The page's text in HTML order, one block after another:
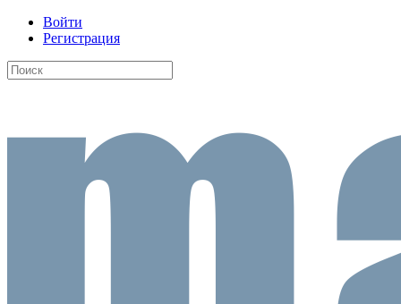
Войти
Регистрация